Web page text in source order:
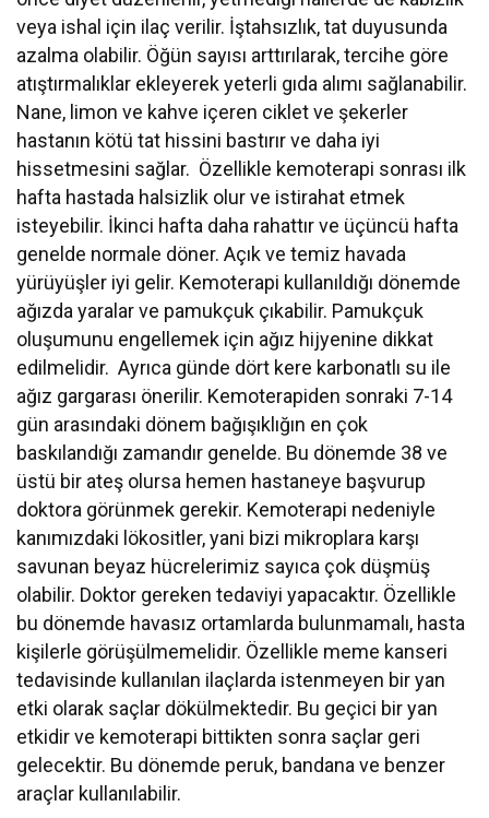
veya ishal için ilaç verilir. İştahsızlık, tat duyusunda
azalma olabilir. Öğün sayısı arttırılarak, tercihe göre
atıştırmalıklar ekleyerek yeterli gıda alımı sağlanabilir.
Nane, limon ve kahve içeren ciklet ve şekerler
hastanın kötü tat hissini bastırır ve daha iyi
hissetmesini sağlar. Özellikle kemoterapi sonrası ilk
hafta hastada halsizlik olur ve istirahat etmek
isteyebilir. İkinci hafta daha rahattır ve üçüncü hafta
genelde normale döner. Açık ve temiz havada
yürüyüşler iyi gelir. Kemoterapi kullanıldığı dönemde
ağızda yaralar ve pamukçuk çıkabilir. Pamukçuk
oluşumunu engellemek için ağız hijyenine dikkat
edilmelidir. Ayrıca günde dört kere karbonatlı su ile
ağız gargarası önerilir. Kemoterapiden sonraki 7-14
gün arasındaki dönem bağışıklığın en çok
baskılandığı zamandır genelde. Bu dönemde 38 ve
üstü bir ateş olursa hemen hastaneye başvurup
doktora görünmek gerekir. Kemoterapi nedeniyle
kanımızdaki lökositler, yani bizi mikroplara karşı
savunan beyaz hücrelerimiz sayıca çok düşmüş
olabilir. Doktor gereken tedaviyi yapacaktır. Özellikle
bu dönemde havasız ortamlarda bulunmamalı, hasta
kişilerle görüşülmemelidir. Özellikle meme kanseri
tedavisinde kullanılan ilaçlarda istenmeyen bir yan
etki olarak saçlar dökülmektedir. Bu geçici bir yan
etkidir ve kemoterapi bittikten sonra saçlar geri
gelecektir. Bu dönemde peruk, bandana ve benzer
araçlar kullanılabilir.